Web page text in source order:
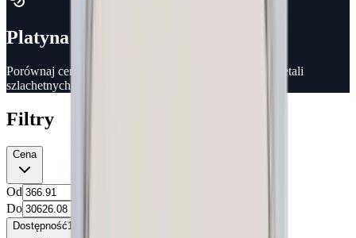
Platyna
Porównaj ceny monet, sztabek i innych produktów z metali
szlachetnych
Filtry
Cena
Od
Do
Dostępność1